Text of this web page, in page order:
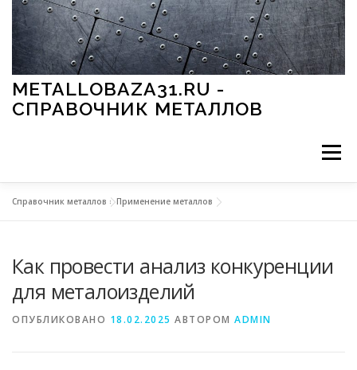
Перейти к содержимому
METALLOBAZA31.RU -
СПРАВОЧНИК МЕТАЛЛОВ
Меню
МЕТАЛЛЫ И ОКРУЖАЮЩАЯ СРЕДА
Справочник металлов »Применение металлов
Как провести анализ конкуренции
для металоизделий
ОПУБЛИКОВАНО 18.02.2025 АВТОРОМ ADMIN